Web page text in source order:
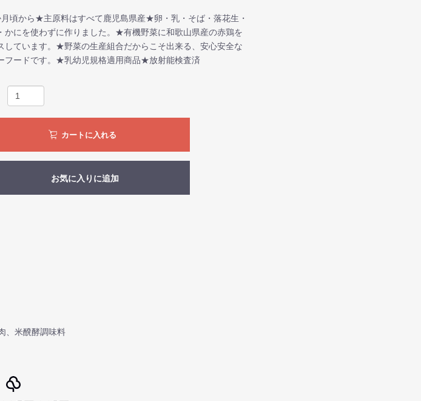
頃から★主原料はすべて鹿児島県産★卵・乳・そば・落花生・
かにを使わずに作りました。★有機野菜に和歌山県産の赤鶏を
しています。★野菜の生産組合だからこそ出来る、安心安全な
フードです。★乳幼児規格適用商品★放射能検査済
カートに入れる
お気に入りに追加
、米醗酵調味料